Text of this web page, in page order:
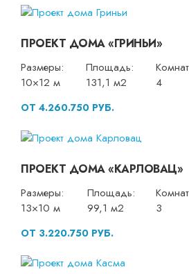
ПРОЕКТ ДОМА «ГРИНЬИ»
Размеры:
10×12 м
Площадь:
131,1 м2
4
ОТ 4.260.750 РУБ.
ПРОЕКТ ДОМА «КАРЛОВАЦ»
Размеры:
13×10 м
Площадь:
99,1 м2
3
ОТ 3.220.750 РУБ.